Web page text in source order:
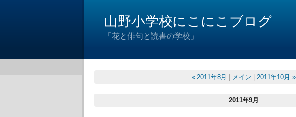
山野小学校にこにこブログ
「花と俳句と読書の学校」
« 2011年8月 メイン 2011年10月 »
2011年9月